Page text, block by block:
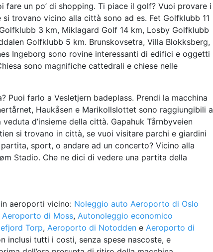
fare un po’ di shopping. Ti piace il golf? Vuoi provare i
trovano vicino alla città sono ad es. Fet Golfklubb 11
3 km, Miklagard Golf 14 km, Losby Golfklubb
Golfklubb 5 km. Brunskovsetra, Villa Blokksberg,
Ingeborg sono rovine interessanti di edifici e oggetti
sono magnifiche cattedrali e chiese nelle
Puoi farlo a Vesletjern badeplass. Prendi la macchina
Haukåsen e Marikollslottet sono raggiungibili a
d’insieme della città. Gapahuk Tårnbyveien
si trovano in città, se vuoi visitare parchi e giardini
sport, o andare ad un concerto? Vicino alla
Stadio. Che ne dici di vedere una partita della
aeroporti vicino: Noleggio auto Aeroporto di Oslo
di Moss, Autonoleggio economico
Torp, Aeroporto di Notodden e Aeroporto di
inclusi tutti i costi, senza spese nascoste, e